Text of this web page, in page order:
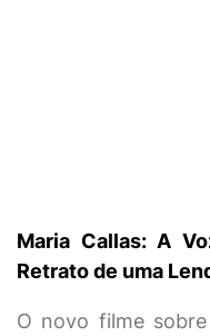
Maria Callas: A
Retrato de uma
O novo filme sobre